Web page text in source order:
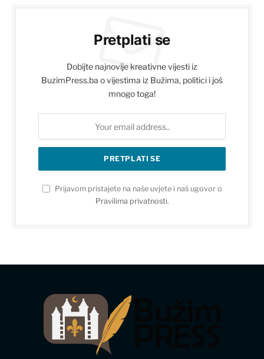
Pretplati se
Dobijte najnovije kreativne vijesti iz
BuzimPress.ba o vijestima iz Bužima, politici i još
mnogo toga!
Prijavom pristajete na naše uvjete i naš ugovor o
Pravilima privatnosti.